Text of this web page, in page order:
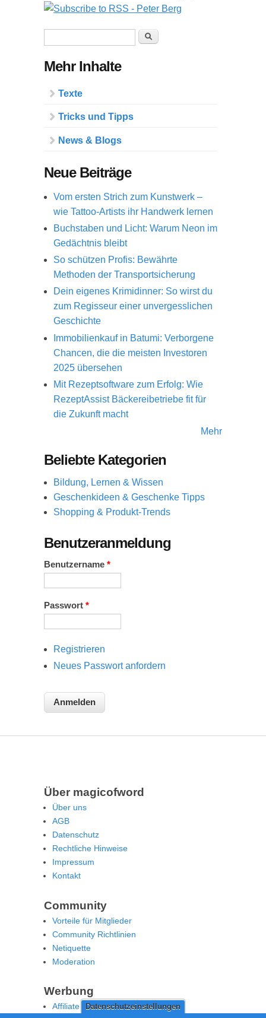
Datenschutzeinstellungen
Suche
Mehr Inhalte
Texte
Tricks und Tipps
News & Blogs
Neue Beiträge
Vom ersten Strich zum Kunstwerk –
wie Tattoo-Artists ihr Handwerk lernen
Buchstaben und Licht: Warum Neon im
Gedächtnis bleibt
So schützen Profis: Bewährte
Methoden der Transportsicherung
Dein eigenes Krimidinner: So wirst du
zum Regisseur einer unvergesslichen
Geschichte
Immobilienkauf in Batumi: Verborgene
Chancen, die die meisten Investoren
2025 übersehen
Mit Rezeptsoftware zum Erfolg: Wie
RezeptAssist Bäckereibetriebe fit für
die Zukunft macht
Mehr
Beliebte Kategorien
Bildung, Lernen & Wissen
Geschenkideen & Geschenke Tipps
Shopping & Produkt-Trends
Benutzeranmeldung
Benutzername *
Passwort *
Registrieren
Neues Passwort anfordern
Über magicofword
Über uns
AGB
Datenschutz
Rechtliche Hinweise
Impressum
Kontakt
Community
Vorteile für Mitglieder
Community Richtlinien
Netiquette
Moderation
Werbung
Affiliate Offenlegung